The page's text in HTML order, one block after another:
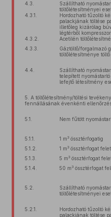
4.3.
Szállítható
töltőlétesítményei
4.3.1.
Hordozható tűzoltó
palackjának töltése
illetőleg kizárólag
légtérből
4.3.2. Acetilén
4.3.3.
Gáztöltő/forgalmazó
töltőlétesítménye
4.4.
Szállítható
telepített
lefejtő létesítmény
5. A töltőlétesítmény/töltési
fennállásának évenkénti
5.1. Nem fűtött
5.1.1. 1 m 3össztérfogatig
5.1.2.
1 m 3össztérfogat
5.1.3.
5 m 3össztérfogat
5.1.4.
50 m 3össztérfogat
5.2.
Szállítható
töltőlétesítményei
5.2.1. Hordozható tűzoltó
palackjának töltése